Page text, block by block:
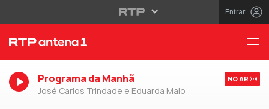
Entrar
Programa da Manhã
José Carlos Trindade e Eduarda Maio
NO AR